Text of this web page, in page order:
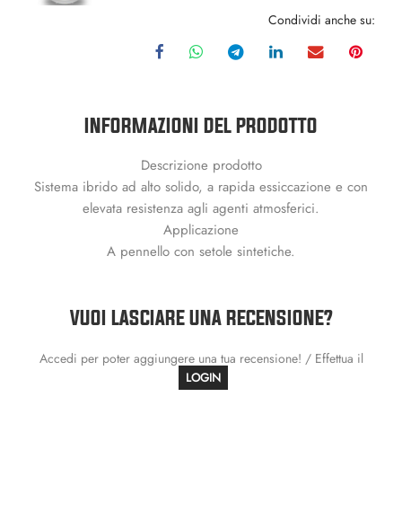
Condividi anche su:
INFORMAZIONI DEL PRODOTTO
Descrizione prodotto
Sistema ibrido ad alto solido, a rapida essiccazione e con
elevata resistenza agli agenti atmosferici.
Applicazione
A pennello con setole sintetiche.
VUOI LASCIARE UNA RECENSIONE?
Accedi per poter aggiungere una tua recensione! / Effettua il
LOGIN